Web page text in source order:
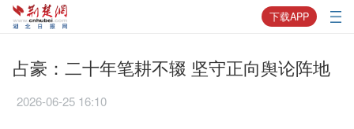
下载APP
占豪：二十年笔耕不辍 坚守正向舆论阵地
2026-06-25 16:10